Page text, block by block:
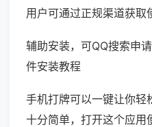
用户可通过正规渠道获取
辅助安装，可QQ搜索申
件安装教程
手机打牌可以一键让你轻
十分简单，打开这个应用